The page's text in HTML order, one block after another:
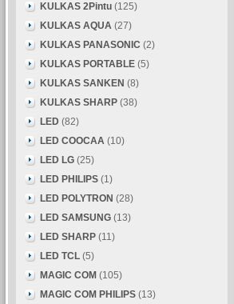
KULKAS 2Pintu (125)
KULKAS AQUA (27)
KULKAS PANASONIC (2)
KULKAS PORTABLE (5)
KULKAS SANKEN (8)
KULKAS SHARP (38)
LED (82)
LED COOCAA (10)
LED LG (25)
LED PHILIPS (1)
LED POLYTRON (28)
LED SAMSUNG (13)
LED SHARP (11)
LED TCL (5)
MAGIC COM (105)
MAGIC COM PHILIPS (13)